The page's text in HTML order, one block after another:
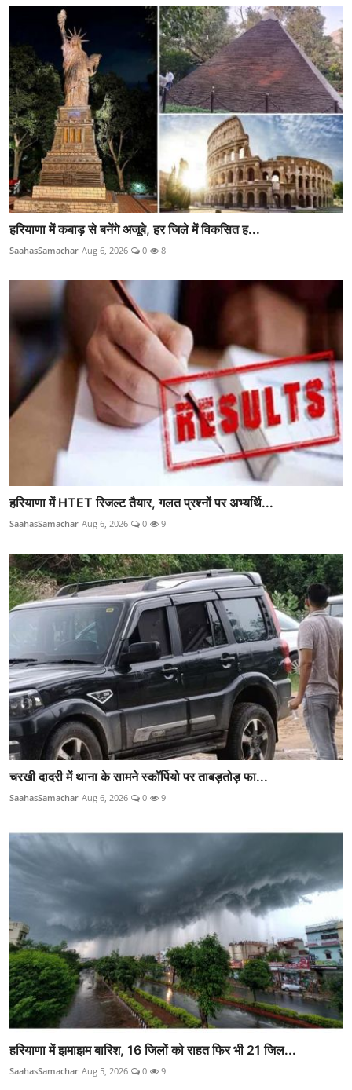
हरियाणा में कबाड़ से बनेंगे अजूबे, हर जिले में विकसित ह...
SaahasSamachar Aug 6, 2026 0 8
हरियाणा में HTET रिजल्ट तैयार, गलत प्रश्नों पर अभ्यर्थि...
SaahasSamachar Aug 6, 2026 0 9
चरखी दादरी में थाना के सामने स्कॉर्पियो पर ताबड़तोड़ फा...
SaahasSamachar Aug 6, 2026 0 9
हरियाणा में झमाझम बारिश, 16 जिलों को राहत फिर भी 21 जिल...
SaahasSamachar Aug 5, 2026 0 9